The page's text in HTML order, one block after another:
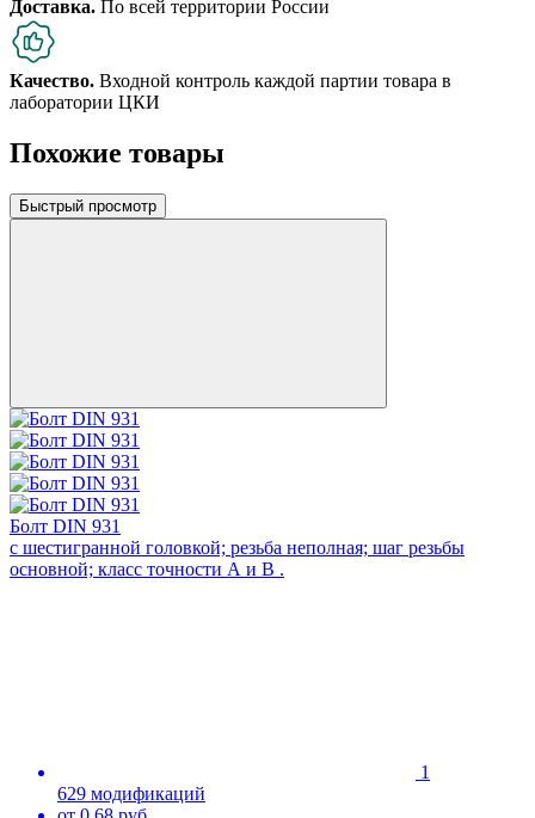
Доставка. По всей территории России
Качество. Входной контроль каждой партии товара в
лаборатории ЦКИ
Похожие товары
Быстрый просмотр
Болт DIN 931
с шестигранной головкой; резьба неполная; шаг резьбы
основной; класс точности А и В .
1
629 модификаций